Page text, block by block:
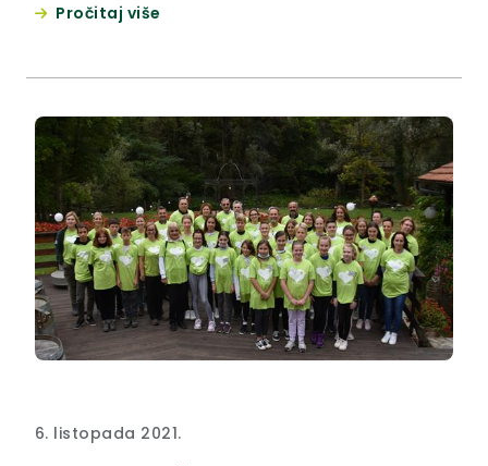
POČASNOG ČLANA.
Pročitaj više
6. listopada 2021.